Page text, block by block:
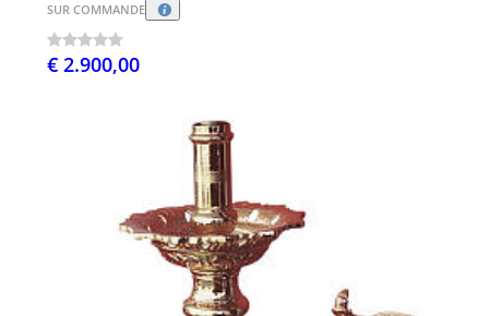
SUR COMMANDE
€ 2.900,00